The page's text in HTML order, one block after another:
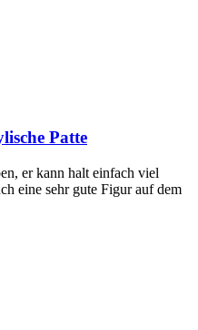
Patte
er kann halt einfach viel
eine sehr gute Figur auf dem